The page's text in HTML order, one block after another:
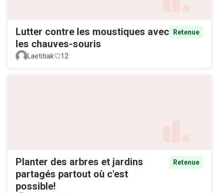
Lutter contre les moustiques avec
les chauves-souris
Retenue
Laetitiak 12
Planter des arbres et jardins
partagés partout où c'est
possible!
Retenue